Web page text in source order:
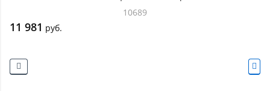
10689
11 981 руб.